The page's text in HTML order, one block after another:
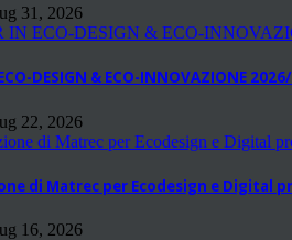
31, 2026
DESIGN & ECO-INNOVAZIONE
22, 2026
di Matrec per Ecodesign e Digital
16, 2026